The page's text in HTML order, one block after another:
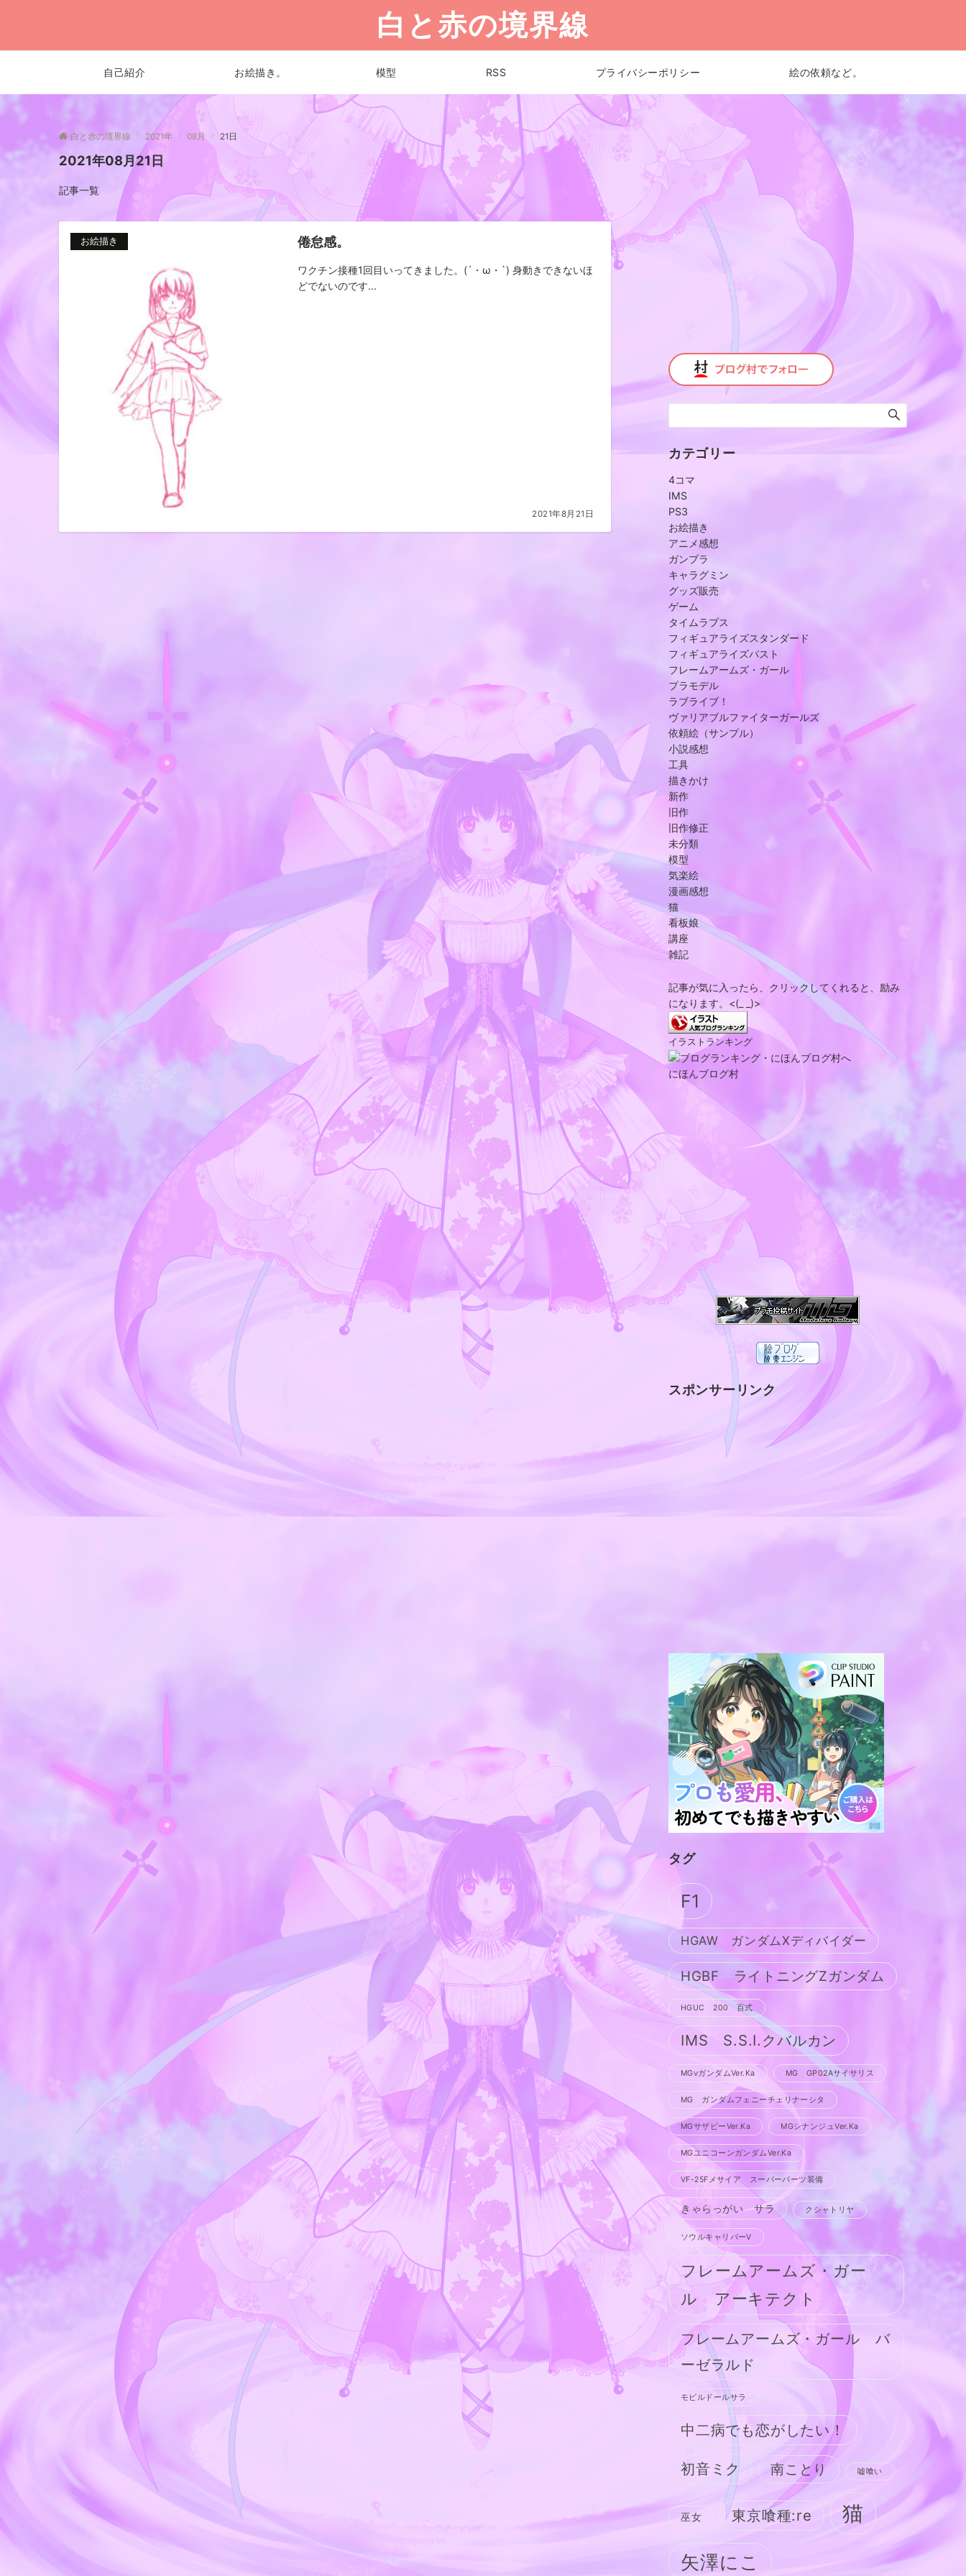
白と赤の境界線
自己紹介 お絵描き。 模型 RSS プライバシーポリシー 絵の依頼など。
白と赤の境界線 2021年 08月 21日
2021年08月21日
記事一覧
お絵描き 倦怠感。
ワクチン接種1回目いってきました。(´・ω・`) 身動きできないほ
どでないのです...
2021年8月21日
カテゴリー
4コマ
IMS
PS3
お絵描き
アニメ感想
ガンプラ
キャラグミン
グッズ販売
ゲーム
タイムラプス
フィギュアライズスタンダード
フィギュアライズバスト
フレームアームズ・ガール
プラモデル
ラブライブ！
ヴァリアブルファイターガールズ
依頼絵（サンプル）
小説感想
工具
描きかけ
新作
旧作
旧作修正
未分類
模型
気楽絵
漫画感想
猫
看板娘
講座
雑記
記事が気に入ったら、クリックしてくれると、励み
になります。<(_ _)>
イラストランキング
にほんブログ村
スポンサーリンク
タグ
F1
HGAW ガンダムXディバイダー
HGBF ライトニングZガンダム
HGUC 200 百式
IMS S.S.I.クバルカン
MGνガンダムVer.Ka MG GP02Aサイサリス
MG ガンダムフェニーチェリナーシタ
MGサザビーVer.Ka MGシナンジュVer.Ka
MGユニコーンガンダムVer.Ka
VF-25Fメサイア スーパーパーツ装備
きゃらっがい サラ クシャトリヤ
ソウルキャリバーV
フレームアームズ・ガー
ル アーキテクト
フレームアームズ・ガール バ
ーゼラルド
モビルドールサラ
中二病でも恋がしたい！
初音ミク 南ことり 嘘喰い
巫女 東京喰種:re 猫
矢澤にこ